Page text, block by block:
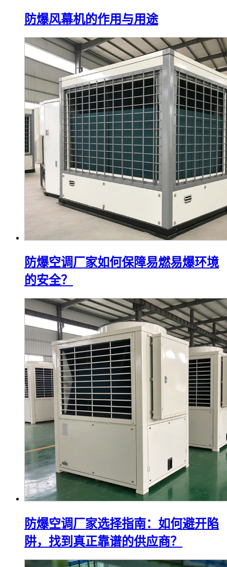
防爆风幕机的作用与用途
防爆空调厂家如何保障易燃易爆环境
的安全？
防爆空调厂家选择指南：如何避开陷
阱，找到真正靠谱的供应商？